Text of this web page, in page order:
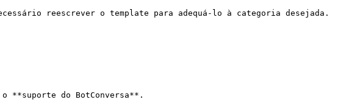
**suporte do BotConversa**.